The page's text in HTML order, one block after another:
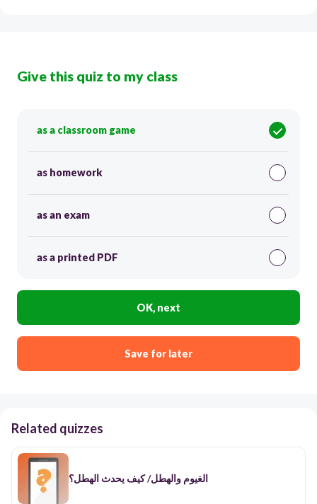
Give this quiz to my class
as a classroom game
as homework
as an exam
as a printed PDF
OK, next
Save for later
Related quizzes
الغيوم والهطل/ كيف يحدث الهطل؟